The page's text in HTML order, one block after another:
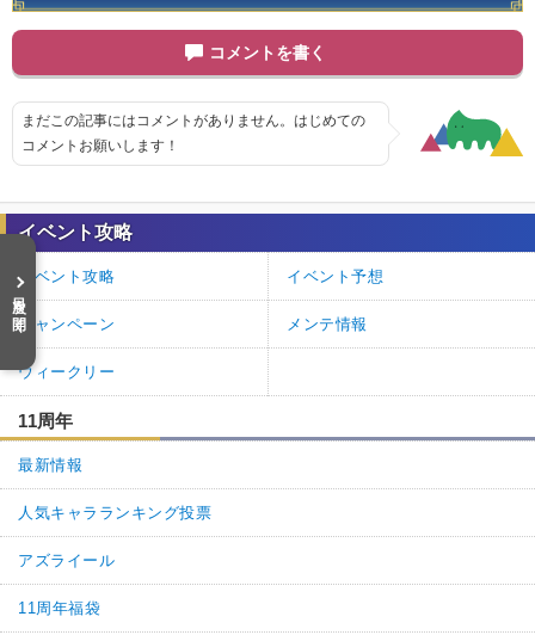
コメントを書く
まだこの記事にはコメントがありません。はじめての
コメントお願いします！
目次を開く
イベント攻略
イベント攻略 イベント予想
キャンペーン メンテ情報
ウィークリー
11周年
最新情報
人気キャラランキング投票
アズライール
11周年福袋